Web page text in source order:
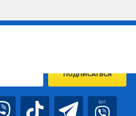
ПОДПИСАТЬСЯ
bot